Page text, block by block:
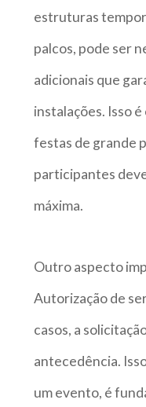
estruturas
palcos, pode ser
adicionais que
instalações. Isso
festas de grande
participantes
máxima.
Outro aspecto
Autorização de
casos, a
antecedência.
um evento, é